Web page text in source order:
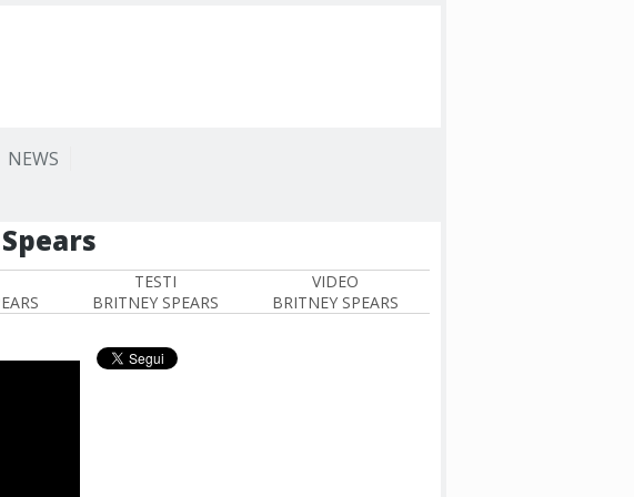
NEWS
TESTI
BRITNEY SPEARS
VIDEO
BRITNEY SPEARS